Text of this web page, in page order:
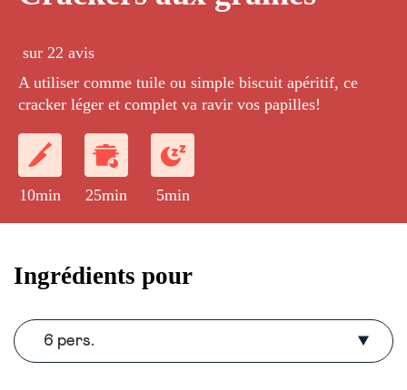
sur 22 avis
A utiliser comme tuile ou simple biscuit apéritif, ce
cracker léger et complet va ravir vos papilles!
10min 25min 5min
Ingrédients pour
6 pers.